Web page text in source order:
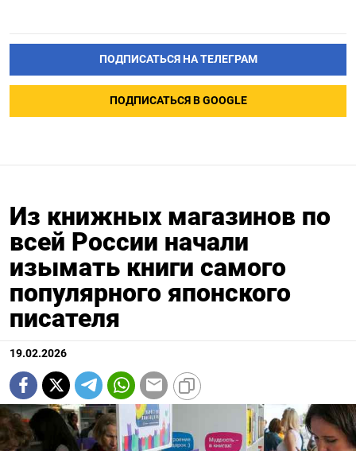
ПОДПИСАТЬСЯ НА ТЕЛЕГРАМ
ПОДПИСАТЬСЯ В GOOGLE
Из книжных магазинов по
всей России начали
изымать книги самого
популярного японского
писателя
19.02.2026